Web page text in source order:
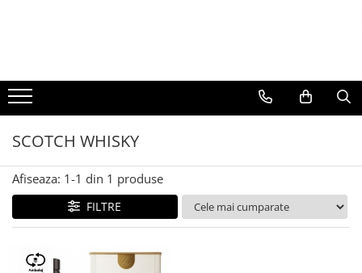
BERE
CAFEA
DEODORANTE
PARFUMURI
SCOTCH WHISKY
Afiseaza: 1-1 din 1 produse
FILTRE